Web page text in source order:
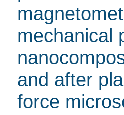
mechanical
and after
force